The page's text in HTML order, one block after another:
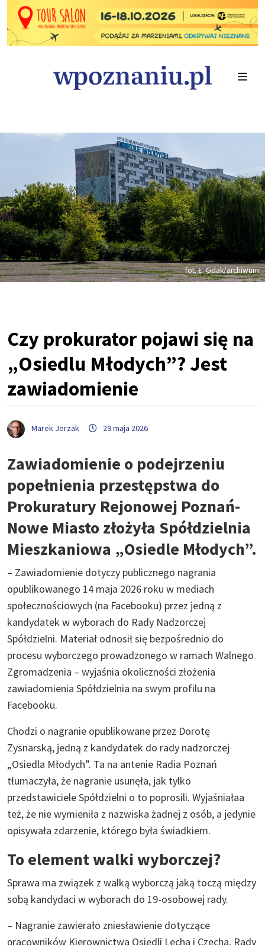
fot. Ł. Gdak/archiwum
Czy prokurator pojawi się na
„Osiedlu Młodych”? Jest
zawiadomienie
Marek Jerzak 29 maja 2026
Zawiadomienie o podejrzeniu
popełnienia przestępstwa do
Prokuratury Rejonowej Poznań-
Nowe Miasto złożyła Spółdzielnia
Mieszkaniowa „Osiedle Młodych”.
– Zawiadomienie dotyczy publicznego nagrania
opublikowanego 14 maja 2026 roku w mediach
społecznościowych (na Facebooku) przez jedną z
kandydatek w wyborach do Rady Nadzorczej
Spółdzielni. Materiał odnosił się bezpośrednio do
procesu wyborczego prowadzonego w ramach Walnego
Zgromadzenia – wyjaśnia okoliczności złożenia
zawiadomienia Spółdzielnia na swym profilu na
Facebooku.
Chodzi o nagranie opublikowane przez Dorotę
Zysnarską, jedną z kandydatek do rady nadzorczej
„Osiedla Młodych”. Ta na antenie Radia Poznań
tłumaczyła, że nagranie usunęła, jak tylko
przedstawiciele Spółdzielni o to poprosili. Wyjaśniałaa
też, że nie wymieniła z nazwiska żadnej z osób, a jedynie
opisywała zdarzenie, którego była świadkiem.
To element walki wyborczej?
Sprawa ma związek z walką wyborczą jaką toczą między
sobą kandydaci w wyborach do 19-osobowej rady.
– Nagranie zawierało zniesławienie dotyczące
pracowników Kierownictwa Osiedli Lecha i Czecha, Rady